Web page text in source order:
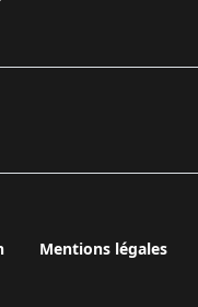
Mentions légales